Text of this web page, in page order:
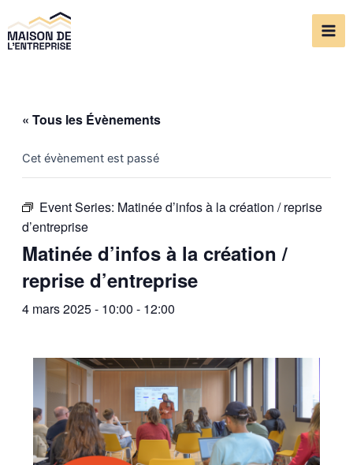
au
contenu
« Tous les Évènements
Cet évènement est passé
Event Series: Matinée d’infos à la création / reprise
d’entreprise
Matinée d’infos à la création /
reprise d’entreprise
4 mars 2025 - 10:00 - 12:00